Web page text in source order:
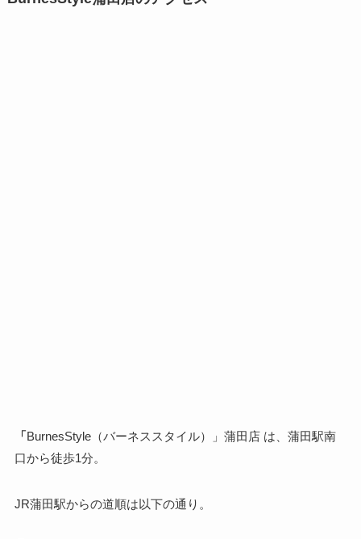
「BurnesStyle（バーネススタイル）」蒲田店 は、蒲田駅南
口から徒歩1分。
JR蒲田駅からの道順は以下の通り。